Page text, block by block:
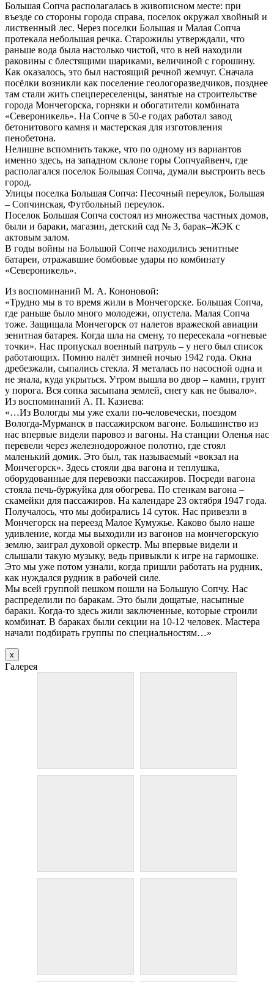
Большая Сопча располагалась в живописном месте: при
въезде со стороны города справа, поселок окружал хвойный и
лиственный лес. Через поселки Большая и Малая Сопча
протекала небольшая речка. Старожилы утверждали, что
раньше вода была настолько чистой, что в ней находили
раковины с блестящими шариками, величиной с горошину.
Как оказалось, это был настоящий речной жемчуг. Сначала
посёлки возникли как поселение геологоразведчиков, позднее
там стали жить спецпереселенцы, занятые на строительстве
города Мончегорска, горняки и обогатители комбината
«Североникель». На Сопче в 50-е годах работал завод
бетонитового камня и мастерская для изготовления
пенобетона.
Нелишне вспомнить также, что по одному из вариантов
именно здесь, на западном склоне горы Сопчуайвенч, где
располагался поселок Большая Сопча, думали выстроить весь
город.
Улицы поселка Большая Сопча: Песочный переулок, Большая
– Сопчинская, Футбольный переулок.
Поселок Большая Сопча состоял из множества частных домов,
были и бараки, магазин, детский сад № 3, барак–ЖЭК с
актовым залом.
В годы войны на Большой Сопче находились зенитные
батареи, отражавшие бомбовые удары по комбинату
«Североникель».
Из воспоминаний М. А. Кононовой:
«Трудно мы в то время жили в Мончегорске. Большая Сопча,
где раньше было много молодежи, опустела. Малая Сопча
тоже. Защищала Мончегорск от налетов вражеской авиации
зенитная батарея. Когда шла на смену, то пересекала «огневые
точки». Нас пропускал военный патруль – у него был список
работающих. Помню налёт зимней ночью 1942 года. Окна
дребезжали, сыпались стекла. Я металась по насосной одна и
не знала, куда укрыться. Утром вышла во двор – камни, грунт
у порога. Вся сопка засыпана землей, снегу как не бывало».
Из воспоминаний А. П. Казиева:
«…Из Вологды мы уже ехали по-человечески, поездом
Вологда-Мурманск в пассажирском вагоне. Большинство из
нас впервые видели паровоз и вагоны. На станции Оленья нас
перевели через железнодорожное полотно, где стоял
маленький домик. Это был, так называемый «вокзал на
Мончегорск». Здесь стояли два вагона и теплушка,
оборудованные для перевозки пассажиров. Посреди вагона
стояла печь-буржуйка для обогрева. По стенкам вагона –
скамейки для пассажиров. На календаре 23 октября 1947 года.
Получалось, что мы добирались 14 суток. Нас привезли в
Мончегорск на переезд Малое Кумужье. Каково было наше
удивление, когда мы выходили из вагонов на мончегорскую
землю, заиграл духовой оркестр. Мы впервые видели и
слышали такую музыку, ведь привыкли к игре на гармошке.
Это мы уже потом узнали, когда пришли работать на рудник,
как нуждался рудник в рабочей силе.
Мы всей группой пешком пошли на Большую Сопчу. Нас
распределили по баракам. Это были дощатые, насыпные
бараки. Когда-то здесь жили заключенные, которые строили
комбинат. В бараках были секции на 10-12 человек. Мастера
начали подбирать группы по специальностям…»
х
Галерея